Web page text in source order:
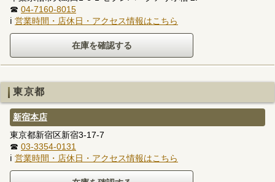
☎ 04-7160-8015
ℹ 営業時間・店休日・アクセス情報はこちら
東京都
新宿本店
東京都新宿区新宿3-17-7
☎ 03-3354-0131
ℹ 営業時間・店休日・アクセス情報はこちら